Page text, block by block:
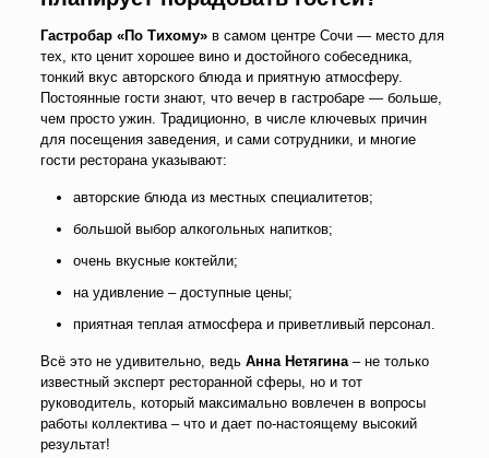
Гастробар «По Тихому»в самом центре Сочи — место для
тех, кто ценит хорошее вино и достойного собеседника,
тонкий вкус авторского блюда и приятную атмосферу.
Постоянные гости знают, что вечер в гастробаре — больше,
чем просто ужин. Традиционно, в числе ключевых причин
для посещения заведения, и сами сотрудники, и многие
гости ресторана указывают:
авторские блюда из местных специалитетов;
большой выбор алкогольных напитков;
очень вкусные коктейли;
на удивление – доступные цены;
приятная теплая атмосфера и приветливый персонал.
Всё это не удивительно, ведь Анна Нетягина– не только
известный эксперт ресторанной сферы, но и тот
руководитель, который максимально вовлечен в вопросы
работы коллектива – что и дает по-настоящему высокий
результат!